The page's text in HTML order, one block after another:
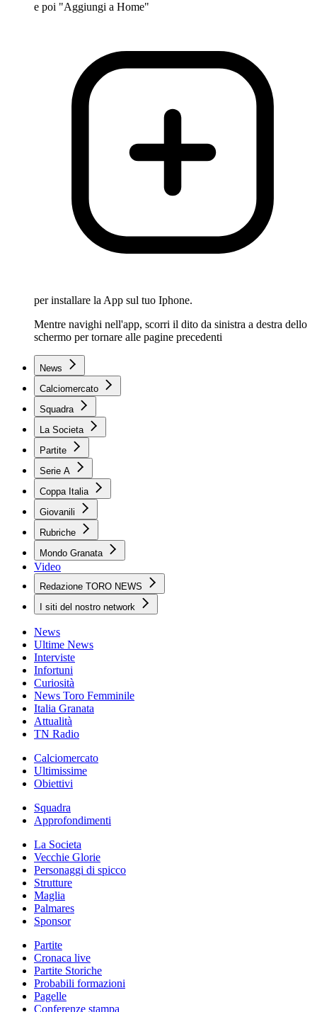
e poi "Aggiungi a Home"
per installare la App sul tuo Iphone.
Mentre navighi nell'app, scorri il dito da sinistra a destra dello
schermo per tornare alle pagine precedenti
News
Calciomercato
Squadra
La Societa
Partite
Serie A
Coppa Italia
Giovanili
Rubriche
Mondo Granata
Video
Redazione TORO NEWS
I siti del nostro network
News
Ultime News
Interviste
Infortuni
Curiosità
News Toro Femminile
Italia Granata
Attualità
TN Radio
Calciomercato
Ultimissime
Obiettivi
Squadra
Approfondimenti
La Societa
Vecchie Glorie
Personaggi di spicco
Strutture
Maglia
Palmares
Sponsor
Partite
Cronaca live
Partite Storiche
Probabili formazioni
Pagelle
Conferenze stampa